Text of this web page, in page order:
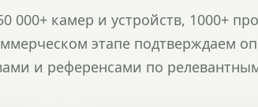
000+ камер и устройств, 1000+
этапе подтверждаем
и референсами по